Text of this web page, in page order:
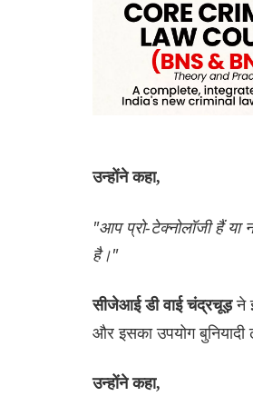
उन्होंने कहा,
"आप प्रो-टेक्नोलॉजी हैं या
है।"
सीजेआई डी वाई चंद्रचूड़ने
और इसका उपयोग बुनियादी
उन्होंने कहा,